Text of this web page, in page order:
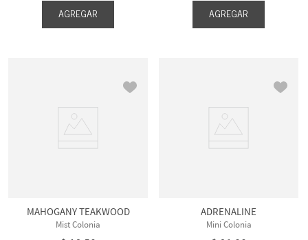
AGREGAR AGREGAR
MAHOGANY TEAKWOOD
Mist Colonia
ADRENALINE
Mini Colonia